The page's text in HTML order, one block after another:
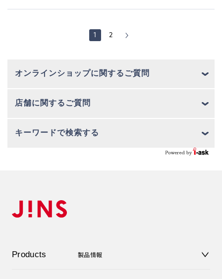
オンラインショップに関するご質問
店舗に関するご質問
キーワードで検索する
1 2
Products 製品情報